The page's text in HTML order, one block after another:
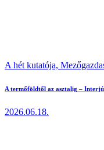
A hét kutatója,
A termőföldtől az asztalig –
2026.06.18.